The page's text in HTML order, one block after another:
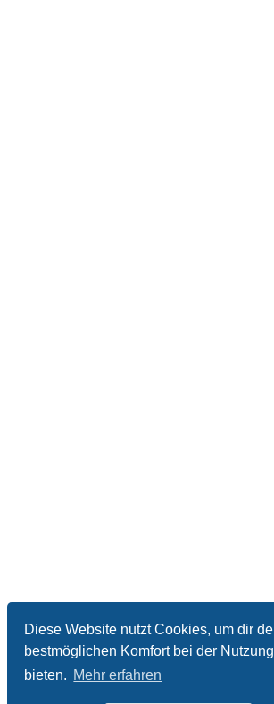
Diese Website nutzt Cookies, um dir
bestmöglichen Komfort bei der
bieten. Mehr erfahren